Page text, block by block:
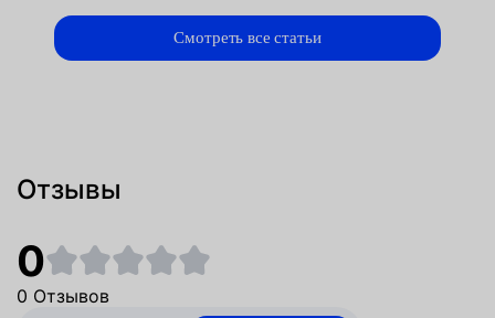
Смотреть все статьи
Отзывы
0
0 Отзывов